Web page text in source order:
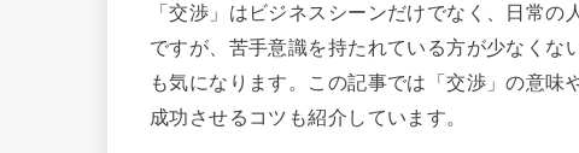
「交渉」はビジネスシーンだけでなく、日常
ですが、苦手意識を持たれている方が少なくな
も気になります。この記事では「交渉」の意
成功させるコツも紹介しています。